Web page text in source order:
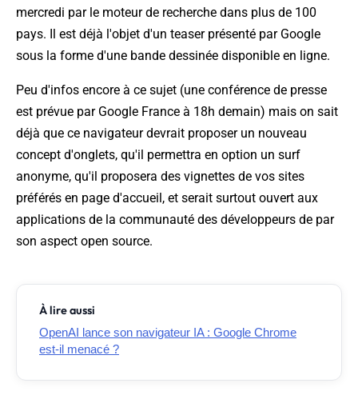
mercredi par le moteur de recherche dans plus de 100
pays. Il est déjà l'objet d'un teaser présenté par Google
sous la forme d'une bande dessinée disponible en ligne.
Peu d'infos encore à ce sujet (une conférence de presse
est prévue par Google France à 18h demain) mais on sait
déjà que ce navigateur devrait proposer un nouveau
concept d'onglets, qu'il permettra en option un surf
anonyme, qu'il proposera des vignettes de vos sites
préférés en page d'accueil, et serait surtout ouvert aux
applications de la communauté des développeurs de par
son aspect open source.
À lire aussi
OpenAI lance son navigateur IA : Google Chrome
est-il menacé ?